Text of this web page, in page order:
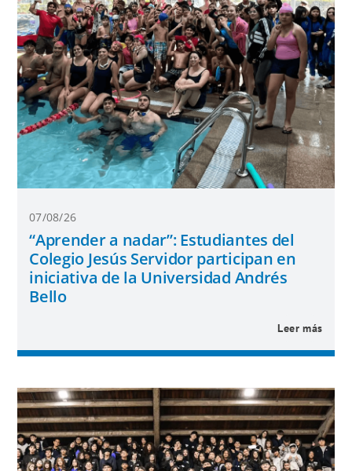
07/08/26
“Aprender a nadar”: Estudiantes del
Colegio Jesús Servidor participan en
iniciativa de la Universidad Andrés
Bello
Leer más